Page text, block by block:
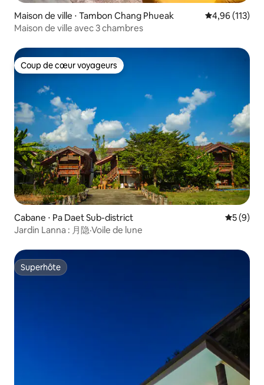
Maison de ville ⋅ Tambon Chang Phueak Évaluation
4,96 (113)
Maison de ville avec 3 chambres
Coup de cœur voyageurs
Coup de cœur voyageurs
Cabane ⋅ Pa Daet Sub-district
5 (9)
Jardin Lanna : 月隐·Voile de lune
Superhôte
Superhôte